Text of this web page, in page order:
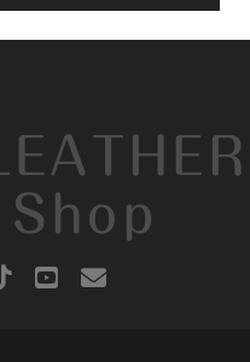
tiktokyoutube
email